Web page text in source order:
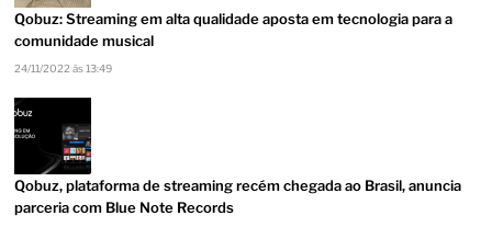
Qobuz: Streaming em alta qualidade aposta em tecnologia para a
comunidade musical
24/11/2022 às 13:49
Qobuz, plataforma de streaming recém chegada ao Brasil, anuncia
parceria com Blue Note Records